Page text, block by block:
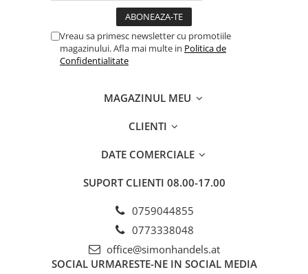
Vreau sa primesc newsletter cu promotiile
magazinului. Afla mai multe in Politica de
Confidentialitate
MAGAZINUL MEU
CLIENTI
DATE COMERCIALE
SUPORT CLIENTI 08.00-17.00
0759044855
0773338048
office@simonhandels.at
SOCIAL URMARESTE-NE IN SOCIAL MEDIA